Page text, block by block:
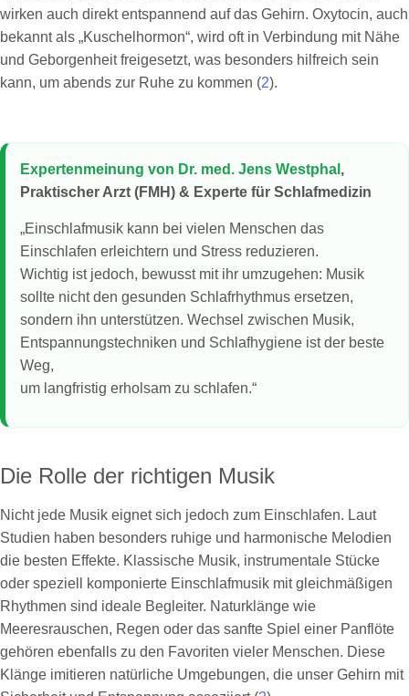
wirken auch direkt entspannend auf das Gehirn. Oxytocin, auch
bekannt als „Kuschelhormon“, wird oft in Verbindung mit Nähe
und Geborgenheit freigesetzt, was besonders hilfreich sein
kann, um abends zur Ruhe zu kommen (2).
Expertenmeinung von Dr. med. Jens Westphal ,
Praktischer Arzt (FMH) & Experte für Schlafmedizin
„Einschlafmusik kann bei vielen Menschen das
Einschlafen erleichtern und Stress reduzieren.
Wichtig ist jedoch, bewusst mit ihr umzugehen: Musik
sollte nicht den gesunden Schlafrhythmus ersetzen,
sondern ihn unterstützen. Wechsel zwischen Musik,
Entspannungstechniken und Schlafhygiene ist der beste
Weg,
um langfristig erholsam zu schlafen.“
Die Rolle der richtigen Musik
Nicht jede Musik eignet sich jedoch zum Einschlafen. Laut
Studien haben besonders ruhige und harmonische Melodien
die besten Effekte. Klassische Musik, instrumentale Stücke
oder speziell komponierte Einschlafmusik mit gleichmäßigen
Rhythmen sind ideale Begleiter. Naturklänge wie
Meeresrauschen, Regen oder das sanfte Spiel einer Panflöte
gehören ebenfalls zu den Favoriten vieler Menschen. Diese
Klänge imitieren natürliche Umgebungen, die unser Gehirn mit